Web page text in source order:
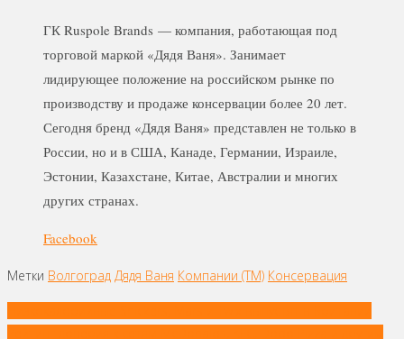
ГК Ruspole Brands — компания, работающая под
торговой маркой «Дядя Ваня». Занимает
лидирующее положение на российском рынке по
производству и продаже консервации более 20 лет.
Сегодня бренд «Дядя Ваня» представлен не только в
России, но и в США, Канаде, Германии, Израиле,
Эстонии, Казахстане, Китае, Австралии и многих
других странах.
Facebook
Метки Волгоград Дядя Ваня Компании (ТМ) Консервация